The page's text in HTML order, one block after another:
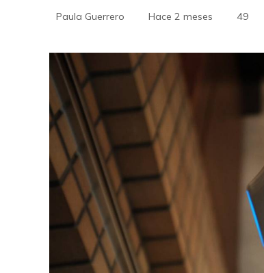
Paula Guerrero Hace 2 meses 49